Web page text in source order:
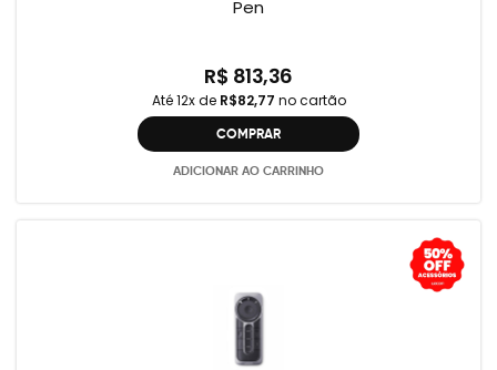
Pen
R$ 813,36
Até 12x de R$82,77 no cartão
COMPRAR
ADICIONAR AO CARRINHO